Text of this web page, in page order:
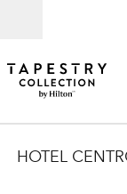
HOTEL